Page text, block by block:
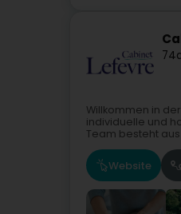
Willkommen in
individuelle und
Team besteht
Website